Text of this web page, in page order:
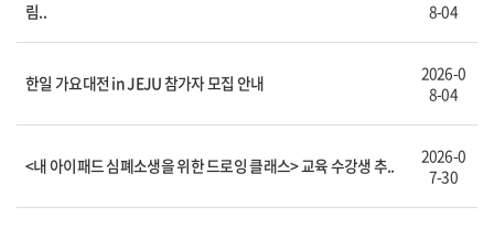
림..
8-04
한일 가요대전 in JEJU 참가자 모집 안내
2026-0
8-04
<내 아이패드 심폐소생을 위한 드로잉 클래스> 교육 수강생 추..
2026-0
7-30